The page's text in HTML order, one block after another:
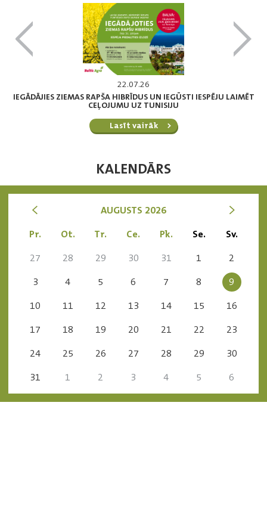
22.07.26
IEGĀDĀJIES ZIEMAS RAPŠA HIBRĪDUS UN IEGŪSTI IESPĒJU LAIMĒT
CEĻOJUMU UZ TUNISIJU
Lasīt vairāk
KALENDĀRS
< AUGUSTS 2026 >
Pr. Ot. Tr. Ce. Pk. Se.
Sv.
27
28 29 30 31 1
2
3
4 5 6 7 8
9
10
11 12 13 14 15
16
17
18 19 20 21 22
23
24
25 26 27 28 29
30
31
1 2 3 4 5 6